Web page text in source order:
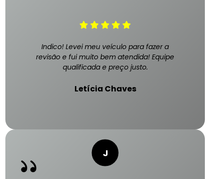
Indico! Levei meu veículo para fazer a
revisão e fui muito bem atendida! Equipe
qualificada e preço justo.
Letícia Chaves